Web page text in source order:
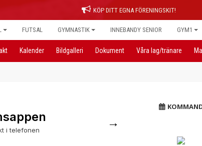
KÖP DITT EGNA FÖRENINGSKIT!
FUTSAL GYMNASTIK INNEBANDY SENIOR GYM1
Kalender Bildgalleri Dokument Våra lag/tränare
i telefonen →